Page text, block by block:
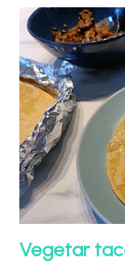
Vegetar